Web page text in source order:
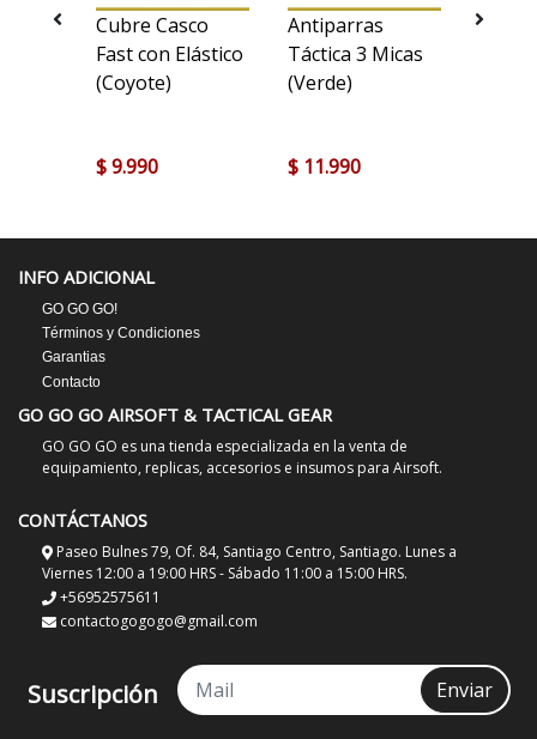
Cubre Casco
Fast con Elástico
(Coyote)
$ 9.990
Antiparras
Táctica 3 Micas
(Verde)
$ 11.990
Luz
INFO ADICIONAL
GO GO GO!
Términos y Condiciones
Garantias
Contacto
GO GO GO AIRSOFT & TACTICAL GEAR
GO GO GO es una tienda especializada en la venta de
equipamiento, replicas, accesorios e insumos para Airsoft.
CONTÁCTANOS
Paseo Bulnes 79, Of. 84, Santiago Centro, Santiago. Lunes a
Viernes 12:00 a 19:00 HRS - Sábado 11:00 a 15:00 HRS.
+56952575611
contactogogogo@gmail.com
Suscripción Enviar